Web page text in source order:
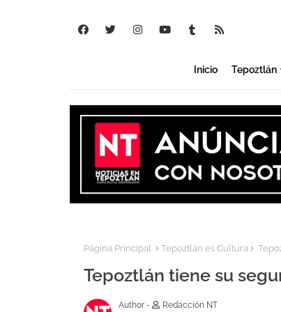
Inicio Tepoztlán
Página Principal Tepoztlán es Cultura
Tepoztlán tiene su
Author - Redacción NT